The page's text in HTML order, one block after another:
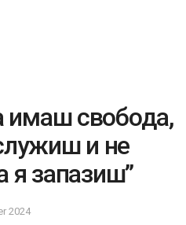
свобода,
и не
я запазиш”
2024